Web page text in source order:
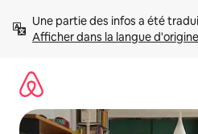
directement
Afficher dans la langue d'origine